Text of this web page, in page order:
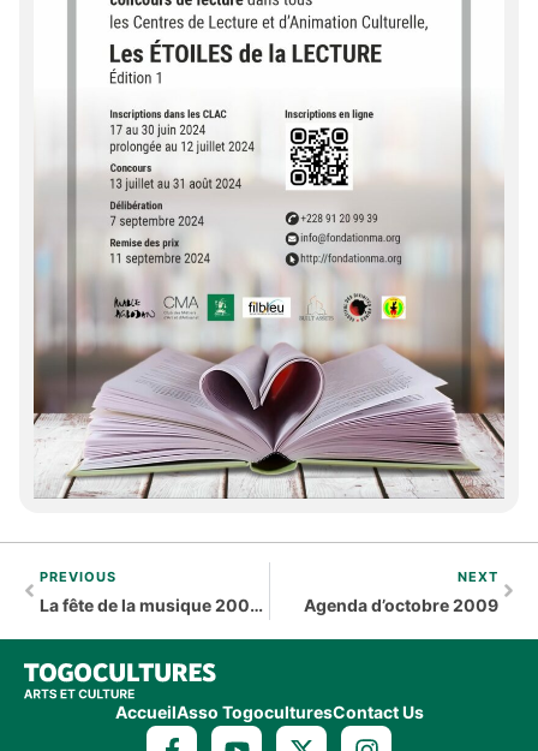
PREVIOUS
La fête de la musique 2009 entre Amiens et Lomé
NEXT
Agenda d’octobre 2009
AccueilAsso TogoculturesContact Us